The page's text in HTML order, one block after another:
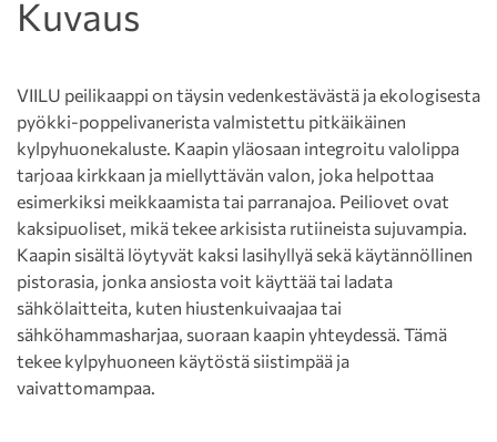
Kuvaus
VIILU peilikaappi on täysin vedenkestävästä ja ekologisesta
pyökki-poppelivanerista valmistettu pitkäikäinen
kylpyhuonekaluste. Kaapin yläosaan integroitu valolippa
tarjoaa kirkkaan ja miellyttävän valon, joka helpottaa
esimerkiksi meikkaamista tai parranajoa. Peiliovet ovat
kaksipuoliset, mikä tekee arkisista rutiineista sujuvampia.
Kaapin sisältä löytyvät kaksi lasihyllyä sekä käytännöllinen
pistorasia, jonka ansiosta voit käyttää tai ladata
sähkölaitteita, kuten hiustenkuivaajaa tai
sähköhammasharjaa, suoraan kaapin yhteydessä. Tämä
tekee kylpyhuoneen käytöstä siistimpää ja
vaivattomampaa.